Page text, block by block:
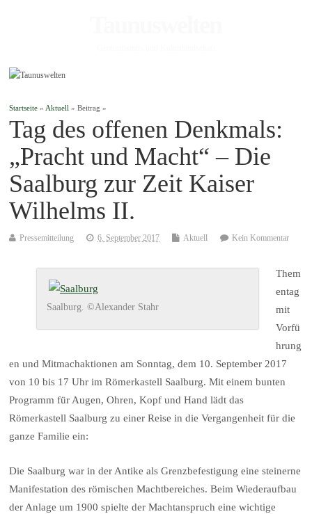
Startseite » Aktuell » Beitrag »
Tag des offenen Denkmals:
„Pracht und Macht“ – Die
Saalburg zur Zeit Kaiser
Wilhelms II.
Pressemitteilung 6. September 2017 Aktuell Kein Kommentar
Saalburg. ©Alexander Stahr
Them
entag
mit
Vorfü
hrung
en und Mitmachaktionen am Sonntag, dem 10. September 2017
von 10 bis 17 Uhr im Römerkastell Saalburg. Mit einem bunten
Programm für Augen, Ohren, Kopf und Hand lädt das
Römerkastell Saalburg zu einer Reise in die Vergangenheit für die
ganze Familie ein:
Die Saalburg war in der Antike als Grenzbefestigung eine steinerne
Manifestation des römischen Machtbereiches. Beim Wiederaufbau
der Anlage um 1900 spielte der Machtanspruch eine wichtige